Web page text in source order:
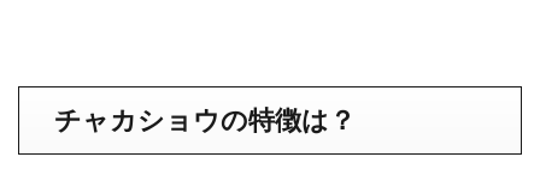
チャカショウの特徴は？